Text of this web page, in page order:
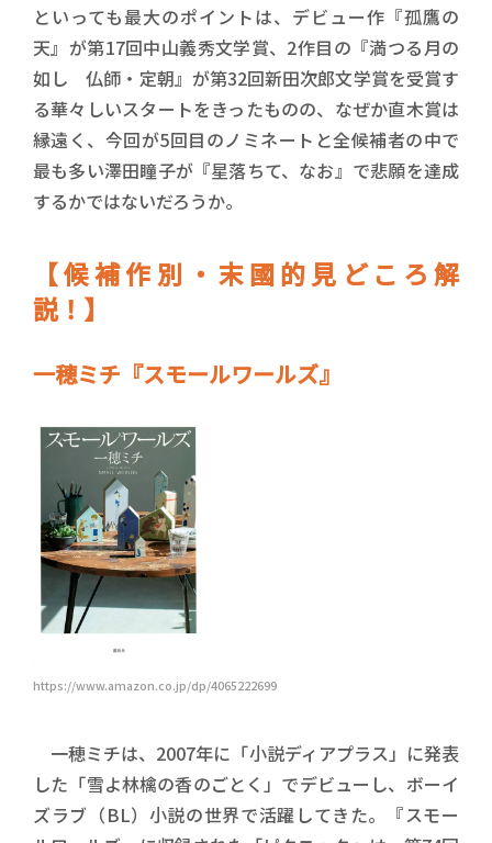
といっても最大のポイントは、デビュー作『孤鷹の
天』が第17回中山義秀文学賞、2作目の『満つる月の
如し 仏師・定朝』が第32回新田次郎文学賞を受賞す
る華々しいスタートをきったものの、なぜか直木賞は
縁遠く、今回が5回目のノミネートと全候補者の中で
最も多い澤田瞳子が『星落ちて、なお』で悲願を達成
するかではないだろうか。
【候補作別・末國的見どころ解
説！】
一穂ミチ『スモールワールズ』
https://www.amazon.co.jp/dp/4065222699
一穂ミチは、2007年に「小説ディアプラス」に発表
した「雪よ林檎の香のごとく」でデビューし、ボーイ
ズラブ（BL）小説の世界で活躍してきた。『スモー